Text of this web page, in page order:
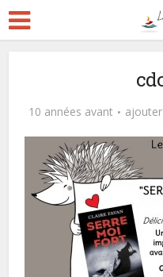
10 années avant